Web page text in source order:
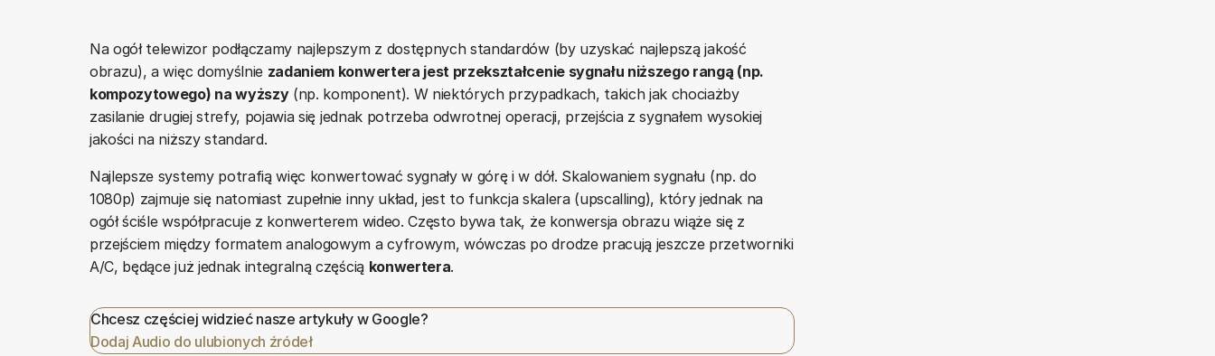
Na ogół telewizor podłączamy najlepszym z dostępnych standardów (by uzyskać najlepszą jakość
obrazu), a więc domyślnie zadaniem konwertera jest przekształcenie sygnału niższego rangą (np.
kompozytowego) na wyższy(np. komponent). W niektórych przypadkach, takich jak chociażby
zasilanie drugiej strefy, pojawia się jednak potrzeba odwrotnej operacji, przejścia z sygnałem wysokiej
jakości na niższy standard.
Najlepsze systemy potrafią więc konwertować sygnały w górę i w dół. Skalowaniem sygnału (np. do
1080p) zajmuje się natomiast zupełnie inny układ, jest to funkcja skalera (upscalling), który jednak na
ogół ściśle współpracuje z konwerterem wideo. Często bywa tak, że konwersja obrazu wiąże się z
przejściem między formatem analogowym a cyfrowym, wówczas po drodze pracują jeszcze przetworniki
A/C, będące już jednak integralną częścią konwertera.
Chcesz częściej widzieć nasze artykuły w Google?
Dodaj Audio do ulubionych źródeł